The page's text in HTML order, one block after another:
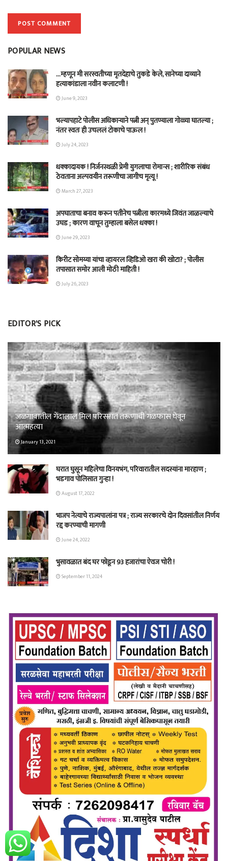
POPULAR NEWS
…म्हणून मी सरस्वतीच्या मृतदेहाचे तुकडे केले, सानेच्या दाव्याने
हत्याकांडाला नवीन कलाटणी !
June 9, 2023
भल्यापहाटे पोलीस अधिकाऱ्याने पत्नी अन् पुतण्याला गोळ्या घातल्या ;
नंतर स्वतः ही उचललं टोकाचे पाऊल !
July 24, 2023
धक्कादायक ! निर्जनस्थळी प्रेमी युगलाचा रोमान्स ; शारीरिक संबंध
ठेवताना अल्पवयीन तरूणीचा जागीच मृत्यू !
March 27, 2023
अपघाताचा बनाव करून पतीनेच‎ पत्नीला कारमध्ये जिवंत जाळल्याचे
उघड ; कारण वाचून तुम्हाला बसेल धक्का !
June 29, 2023
किरीट सोमय्या यांचा व्हायरल व्हिडिओ खरा की खोटा? ; पोलीस
तपासात समोर आली मोठी माहिती !
July 26, 2023
EDITOR'S PICK
जळगावातील गेंदालाल मिल परिसरात तरूणाची गळफास घेवून
आत्महत्या
January 13, 2021
घरात घुसून महिलेचा विनयभंग, परिवारातील सदस्यांना मारहाण ;
भडगाव पोलिसात गुन्हा !
August 17, 2022
भाजप नेत्याचे राज्यपालांना पत्र ; राज्य सरकारचे दोन दिवसांतील निर्णय
रद्द करण्याची मागणी
June 24, 2022
भुसावळात बंद घर फोडून 93 हजारांचा ऐवज चोरी !
September 11, 2024